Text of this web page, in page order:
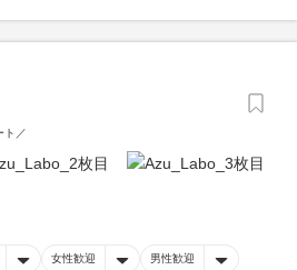
ト／
女性歓迎 男性歓迎